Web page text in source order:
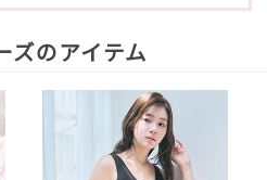
ズのアイテム